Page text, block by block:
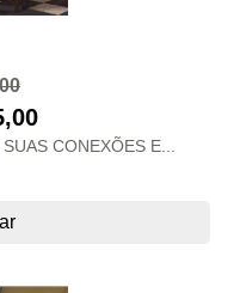
CONEXÕES E...